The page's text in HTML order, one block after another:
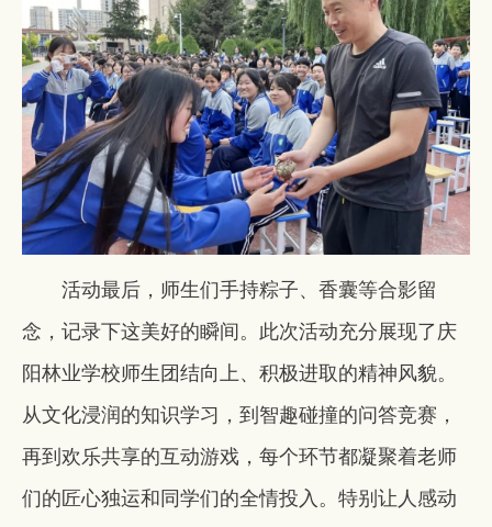
活动最后，师生们手持粽子、香囊等合影留
念，记录下这美好的瞬间。此次活动充分展现了庆
阳林业学校师生团结向上、积极进取的精神风貌。
从文化浸润的知识学习，到智趣碰撞的问答竞赛，
再到欢乐共享的互动游戏，每个环节都凝聚着老师
们的匠心独运和同学们的全情投入。特别让人感动